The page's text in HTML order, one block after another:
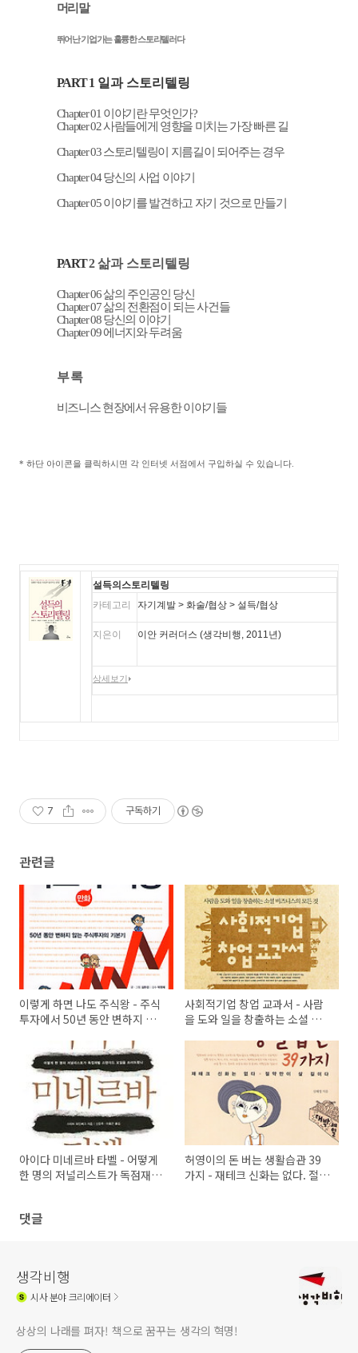
머리말
뛰어난 기업가는 훌륭한 스토리텔러다
PART 1 일과 스토리텔링
Chapter 01 이야기란 무엇인가?
Chapter02사람들에게 영향을 미치는 가장 빠른 길
Chapter 03스토리텔링이 지름길이 되어주는 경우
Chapter 04당신의 사업 이야기
Chapter05이야기를 발견하고 자기 것으로 만들기
PART2 삶과 스토리텔링
Chapter06삶의 주인공인 당신
Chapter 07삶의 전환점이 되는 사건들
Chapter 08당신의 이야기
Chapter 09에너지와 두려움
부 록
비즈니스 현장에서 유용한 이야기들
* 하단 아이콘을 클릭하시면 각 인터넷 서점에서 구입하실 수 있습니다.
설득의스토리텔링
카테고리
자기계발 > 화술/협상 > 설득/협상
지은이 이안 커러더스 (생각비행, 2011년)
상세보기
7 구독하기
관련글
이렇게 하면 나도 주식왕 - 주식
투자에서 50년 동안 변하지 않
사회적기업 창업 교과서 - 사람
을 도와 일을 창출하는 소셜 비
아이다 미네르바 타벨 - 어떻게
한 명의 저널리스트가 독점재벌
허영이의 돈 버는 생활습관 39
가지 - 재테크 신화는 없다. 절약
댓글
생각비행
시사분야 크리에이터
상상의 나래를 펴자! 책으로 꿈꾸는 생각의 혁명!